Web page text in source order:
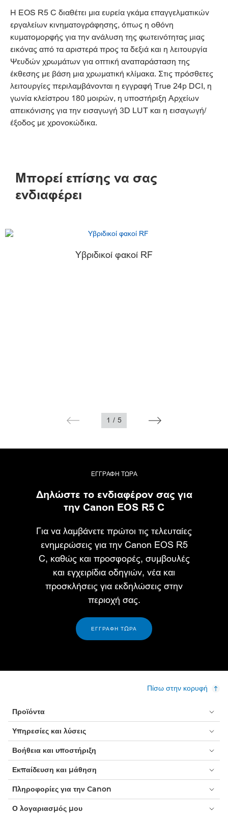
Η EOS R5 C διαθέτει μια ευρεία γκάμα επαγγελματικών
εργαλείων κινηματογράφησης, όπως η οθόνη
κυματομορφής για την ανάλυση της φωτεινότητας μιας
εικόνας από τα αριστερά προς τα δεξιά και η λειτουργία
Ψευδών χρωμάτων για οπτική αναπαράσταση της
έκθεσης με βάση μια χρωματική κλίμακα. Στις πρόσθετες
λειτουργίες περιλαμβάνονται η εγγραφή True 24p DCI, η
γωνία κλείστρου 180 μοιρών, η υποστήριξη Αρχείων
απεικόνισης για την εισαγωγή 3D LUT και η εισαγωγή/
έξοδος με χρονοκώδικα.
Μπορεί επίσης να σας
ενδιαφέρει
Υβριδικοί φακοί RF
1 / 5
ΕΓΓΡΑΦΗ ΤΩΡΑ
Δηλώστε το ενδιαφέρον σας για
την Canon EOS R5 C
Για να λαμβάνετε πρώτοι τις τελευταίες
ενημερώσεις για την Canon EOS R5
C, καθώς και προσφορές, συμβουλές
και εγχειρίδια οδηγιών, νέα και
προσκλήσεις για εκδηλώσεις στην
περιοχή σας.
ΕΓΓΡΑΦΗ ΤΩΡΑ
Πίσω στην κορυφή
Προϊόντα
Υπηρεσίες και λύσεις
Βοήθεια και υποστήριξη
Εκπαίδευση και μάθηση
Πληροφορίες για την Canon
Ο λογαριασμός μου